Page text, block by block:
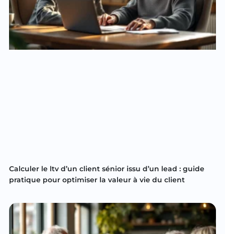
Calculer le ltv d’un client sénior issu d’un lead : guide
pratique pour optimiser la valeur à vie du client